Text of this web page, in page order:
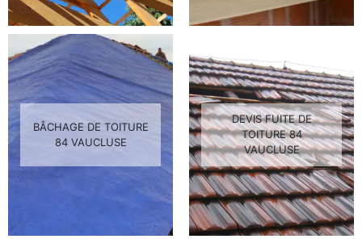
BÂCHAGE DE TOITURE
84 VAUCLUSE
DEVIS FUITE DE
TOITURE 84
VAUCLUSE